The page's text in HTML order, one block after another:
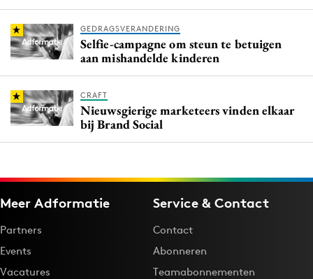
GEDRAGSVERANDERING
Selfie-campagne om steun te betuigen
aan mishandelde kinderen
CRAFT
Nieuwsgierige marketeers vinden elkaar
bij Brand Social
Meer Adformatie
Partners
Events
Vacatures
Service & Contact
Contact
Abonneren
Teamabonnementen